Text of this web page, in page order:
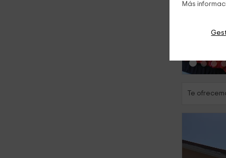
Más
‹
Te